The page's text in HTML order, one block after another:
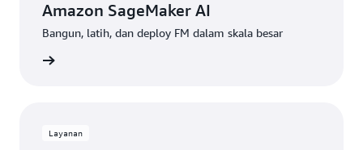
Amazon SageMaker AI
Bangun, latih, dan deploy FM dalam skala besar
Layanan